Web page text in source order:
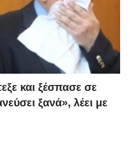
και ξέσπασε σε
ξανά», λέει με